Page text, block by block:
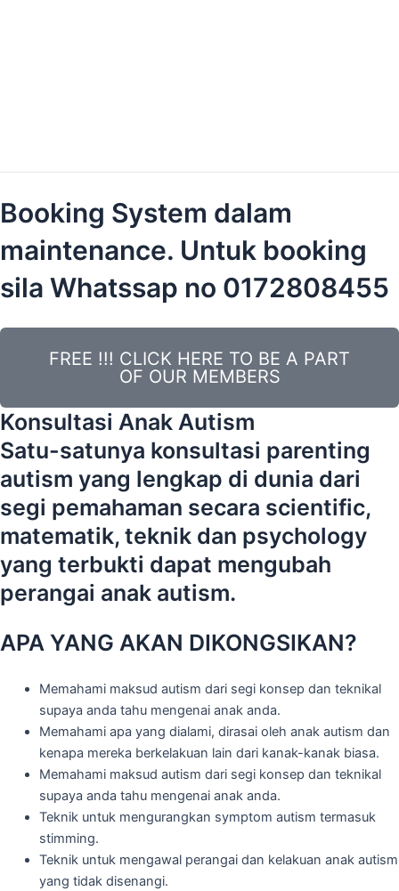
Booking System dalam
maintenance. Untuk booking
sila Whatssap no 0172808455
FREE !!! CLICK HERE TO BE A PART
OF OUR MEMBERS
Konsultasi Anak Autism
Satu-satunya konsultasi parenting
autism yang lengkap di dunia dari
segi pemahaman secara scientific,
matematik, teknik dan psychology
yang terbukti dapat mengubah
perangai anak autism.
APA YANG AKAN DIKONGSIKAN?
Memahami maksud autism dari segi konsep dan teknikal
supaya anda tahu mengenai anak anda.
Memahami apa yang dialami, dirasai oleh anak autism dan
kenapa mereka berkelakuan lain dari kanak-kanak biasa.
Memahami maksud autism dari segi konsep dan teknikal
supaya anda tahu mengenai anak anda.
Teknik untuk mengurangkan symptom autism termasuk
stimming.
Teknik untuk mengawal perangai dan kelakuan anak autism
yang tidak disenangi.